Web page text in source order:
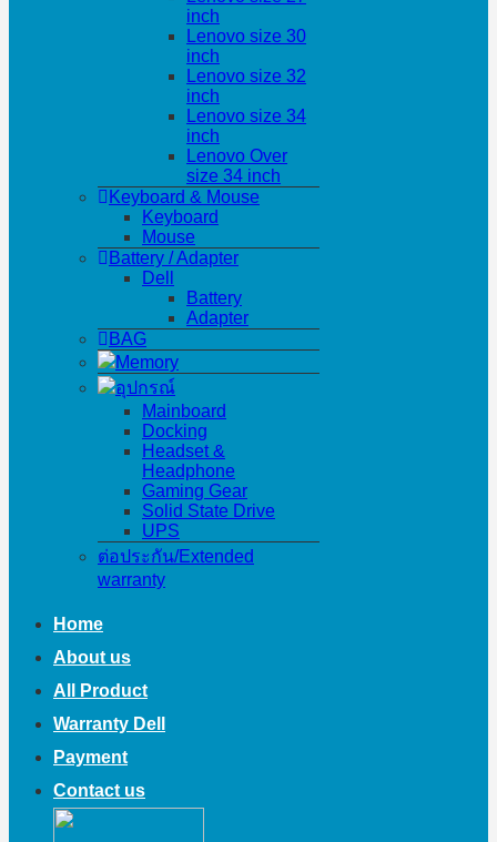
inch
Lenovo size 30
inch
Lenovo size 32
inch
Lenovo size 34
inch
Lenovo Over
size 34 inch
Keyboard & Mouse
Keyboard
Mouse
Battery / Adapter
Dell
Battery
Adapter
BAG
Memory
อุปกรณ์
Mainboard
Docking
Headset &
Headphone
Gaming Gear
Solid State Drive
UPS
ต่อประกัน/Extended
warranty
Home
About us
All Product
Warranty Dell
Payment
Contact us